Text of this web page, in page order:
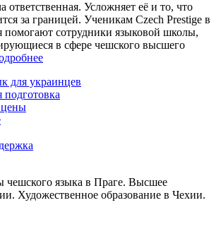
ответственная. Усложняет её и то, что
за границей. Ученикам Czech Prestige в
помогают сотрудники языковой школы,
в сфере чешского высшего
для украинцев
подготовка
чешского языка в Праге. Высшее
Художественное образование в Чехии.